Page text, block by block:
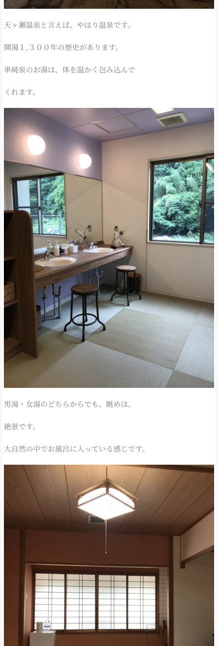
天ヶ瀬温泉と言えば、やはり温泉です。
開湯１,３００年の歴史があります。
単純泉のお湯は、体を温かく包み込んで
くれます。
男湯・女湯のどちらからでも、眺めは、
絶景です。
大自然の中でお風呂に入っている感じです。